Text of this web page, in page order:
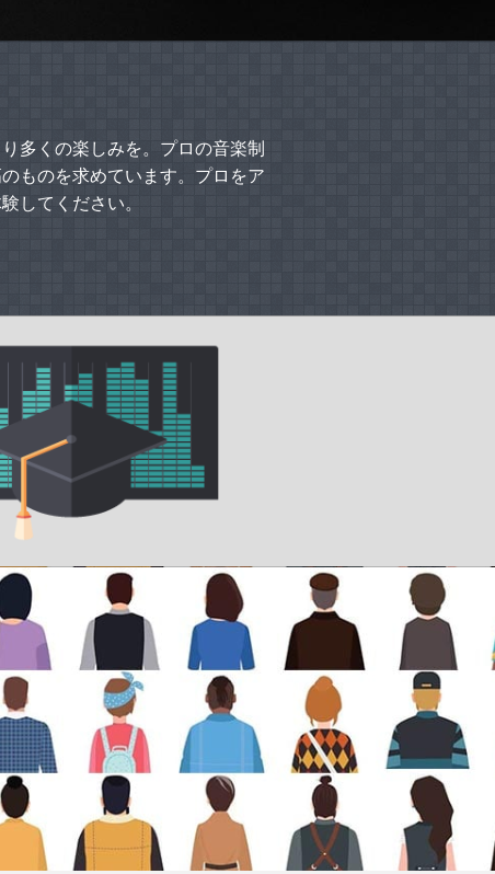
多くの楽しみを。プロの音楽制
ものを求めています。プロをア
してください。